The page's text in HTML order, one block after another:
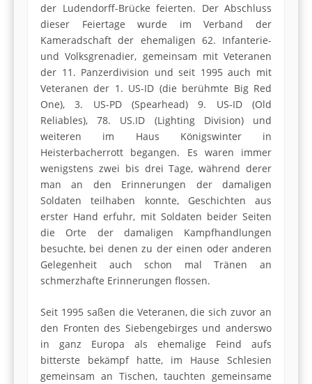
der Ludendorff-Brücke feierten. Der Abschluss
dieser Feiertage wurde im Verband der
Kameradschaft der ehemaligen 62. Infanterie-
und Volksgrenadier, gemeinsam mit Veteranen
der 11. Panzerdivision und seit 1995 auch mit
Veteranen der 1. US-ID (die berühmte Big Red
One), 3. US-PD (Spearhead) 9. US-ID (Old
Reliables), 78. US.ID (Lighting Division) und
weiteren im Haus Königswinter in
Heisterbacherrott begangen. Es waren immer
wenigstens zwei bis drei Tage, während derer
man an den Erinnerungen der damaligen
Soldaten teilhaben konnte, Geschichten aus
erster Hand erfuhr, mit Soldaten beider Seiten
die Orte der damaligen Kampfhandlungen
besuchte, bei denen zu der einen oder anderen
Gelegenheit auch schon mal Tränen an
schmerzhafte Erinnerungen flossen.
Seit 1995 saßen die Veteranen, die sich zuvor an
den Fronten des Siebengebirges und anderswo
in ganz Europa als ehemalige Feind aufs
bitterste bekämpf hatte, im Hause Schlesien
gemeinsam an Tischen, tauchten gemeinsame